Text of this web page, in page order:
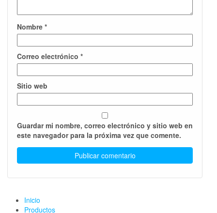
Nombre *
Correo electrónico *
Sitio web
Guardar mi nombre, correo electrónico y sitio web en
este navegador para la próxima vez que comente.
Inicio
Productos